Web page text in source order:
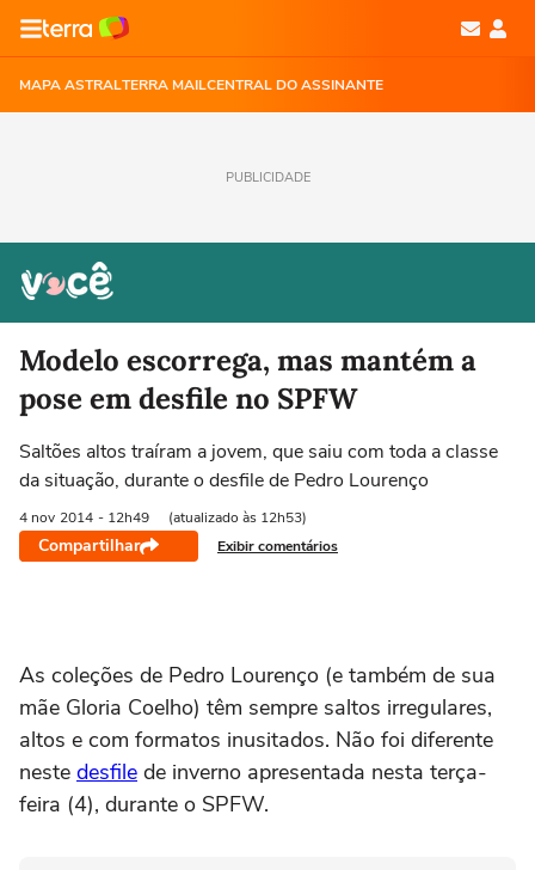
MAPA ASTRALTERRA MAILCENTRAL DO ASSINANTE
PUBLICIDADE
Modelo escorrega, mas mantém a
pose em desfile no SPFW
Saltões altos traíram a jovem, que saiu com toda a classe
da situação, durante o desfile de Pedro Lourenço
4 nov 2014 - 12h49 (atualizado às 12h53)
Compartilhar Exibir comentários
As coleções de Pedro Lourenço (e também de sua
mãe Gloria Coelho) têm sempre saltos irregulares,
altos e com formatos inusitados. Não foi diferente
neste desfile de inverno apresentada nesta terça-
feira (4), durante o SPFW.